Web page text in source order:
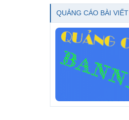
QUẢNG CÁO BÀI VIẾT